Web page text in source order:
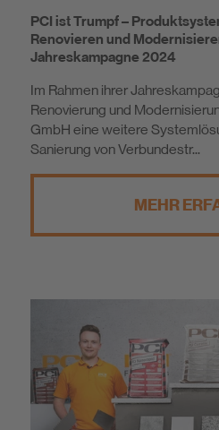
PCI ist Trumpf –
Renovieren und
Jahreskampagne 2024
Im Rahmen ihrer
Renovierung und
GmbH eine weitere
Sanierung von Verbundestr...
MEHR